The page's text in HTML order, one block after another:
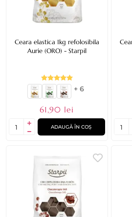
Ceara elastica 1kg refolosibila
Aurie (ORO) - Starpil
+ 6
61,90 lei
ADAUGĂ ÎN COȘ